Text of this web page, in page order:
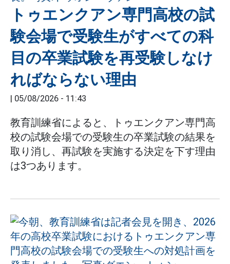
トゥエンクアン専門高校の試
験会場で受験生がすべての科
目の卒業試験を再受験しなけ
ればならない理由
| 05/08/2026 - 11:43
教育訓練省によると、トゥエンクアン専門高
校の試験会場での受験生の卒業試験の結果を
取り消し、再試験を実施する決定を下す理由
は3つあります。